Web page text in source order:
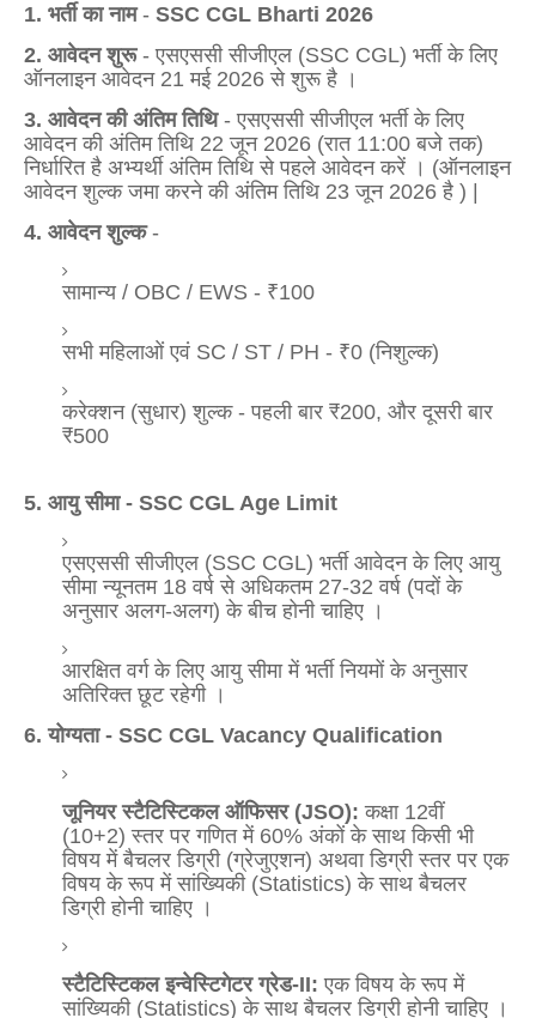
1. भर्ती का नाम- SSC CGL Bharti 2026
2. आवेदन शुरू - एसएससी सीजीएल (SSC CGL) भर्ती के लिए
ऑनलाइन आवेदन 21 मई 2026 से शुरू है ।
3. आवेदन की अंतिम तिथि - एसएससी सीजीएल भर्ती के लिए
आवेदन की अंतिम तिथि 22 जून 2026 (रात 11:00 बजे तक)
निर्धारित है अभ्यर्थी अंतिम तिथि से पहले आवेदन करें । (ऑनलाइन
आवेदन शुल्क जमा करने की अंतिम तिथि 23 जून 2026 है ) |
4. आवेदन शुल्क-
सामान्य / OBC / EWS - ₹100
सभी महिलाओं एवं SC / ST / PH - ₹0 (निशुल्क)
करेक्शन (सुधार) शुल्क - पहली बार ₹200, और दूसरी बार
₹500
5. आयु सीमा - SSC CGL Age Limit
एसएससी सीजीएल (SSC CGL) भर्ती आवेदन के लिए आयु
सीमा न्यूनतम 18 वर्ष से अधिकतम 27-32 वर्ष (पदों के
अनुसार अलग-अलग) के बीच होनी चाहिए ।
आरक्षित वर्ग के लिए आयु सीमा में भर्ती नियमों के अनुसार
अतिरिक्त छूट रहेगी ।
6. योग्यता - SSC CGL Vacancy Qualification
जूनियर स्टैटिस्टिकल ऑफिसर (JSO): कक्षा 12वीं
(10+2) स्तर पर गणित में 60% अंकों के साथ किसी भी
विषय में बैचलर डिग्री (ग्रेजुएशन) अथवा डिग्री स्तर पर एक
विषय के रूप में सांख्यिकी (Statistics) के साथ बैचलर
डिग्री होनी चाहिए ।
स्टैटिस्टिकल इन्वेस्टिगेटर ग्रेड-II: एक विषय के रूप में
सांख्यिकी (Statistics) के साथ बैचलर डिग्री होनी चाहिए ।